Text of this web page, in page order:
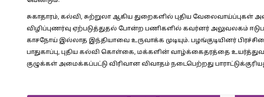
சுகாதாரம், கல்வி, சுற்றுலா ஆகிய துறைகளில் புதிய வேலைவாய்ப்புகள்
விழிப்புணர்வு ஏற்படுத்துதல் போன்ற பணிகளில் கவர்னர் அலுவலகம்
காசநோய் இல்லாத இந்தியாவை உருவாக்க முடியும். பழங்குடியினர்
பாதுகாப்பு, புதிய கல்வி கொள்கை, மக்களின் வாழ்க்கைதரத்தை
குழுக்கள் அமைக்கப்பட்டு விரிவான விவாதம் நடைபெற்றது